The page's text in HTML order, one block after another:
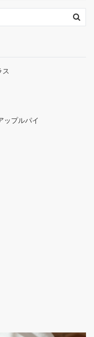
ス
ップルパイ